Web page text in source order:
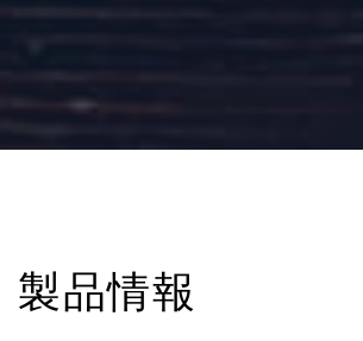
製品情報